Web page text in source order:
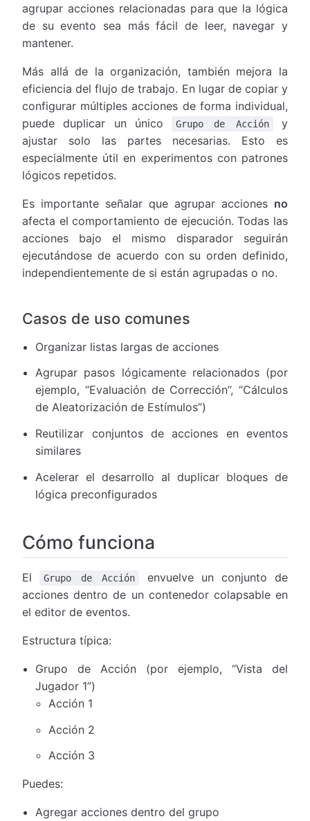
agrupar acciones relacionadas para que la lógica
de su evento sea más fácil de leer, navegar y
mantener.
Más allá de la organización, también mejora la
eficiencia del flujo de trabajo. En lugar de copiar y
configurar múltiples acciones de forma individual,
puede duplicar un único
Grupo de Acción
y
ajustar solo las partes necesarias. Esto es
especialmente útil en experimentos con patrones
lógicos repetidos.
Es importante señalar que agrupar acciones no
afecta el comportamiento de ejecución. Todas las
acciones bajo el mismo disparador seguirán
ejecutándose de acuerdo con su orden definido,
independientemente de si están agrupadas o no.
Casos de uso comunes
Organizar listas largas de acciones
Agrupar pasos lógicamente relacionados (por
ejemplo, “Evaluación de Corrección”, “Cálculos
de Aleatorización de Estímulos”)
Reutilizar conjuntos de acciones en eventos
similares
Acelerar el desarrollo al duplicar bloques de
lógica preconfigurados
Cómo funciona
El Grupo de Acción
envuelve un conjunto de
acciones dentro de un contenedor colapsable en
el editor de eventos.
Estructura típica:
Grupo de Acción (por ejemplo, “Vista del
Jugador 1”)
Acción 1
Acción 2
Acción 3
Puedes:
Agregar acciones dentro del grupo